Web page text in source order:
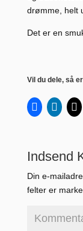
drømme, helt
Det er en
Vil du dele, så
Indsend
Din e-
felter er